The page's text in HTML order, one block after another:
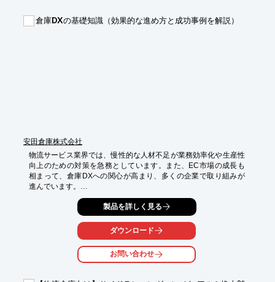
【導入の効果】
倉庫DXの基礎知識（効果的な進め方と成功事例を解説）
安田倉庫株式会社
物流サービス業界では、慢性的な人材不足が業務効率化や生産性
向上のための対策を急務としています。また、EC市場の成長も
相まって、倉庫DXへの関心が高まり、多くの企業で取り組みが
進んでいます。
本資料では、効果的な倉庫DXの進め方と安田倉庫における取り
組み事例についてまとめています。倉庫DXに取り組まれてい
る、またはこれから取り組むという方はぜひ参考になさってくだ
・アパレル向けパッケージ型RaaS導入による仕分け作業の効率
製品を詳しく見る
ダウンロード
お問い合わせ